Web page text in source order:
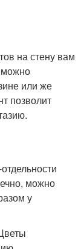
на стену вам
или же
позволит
можно
у